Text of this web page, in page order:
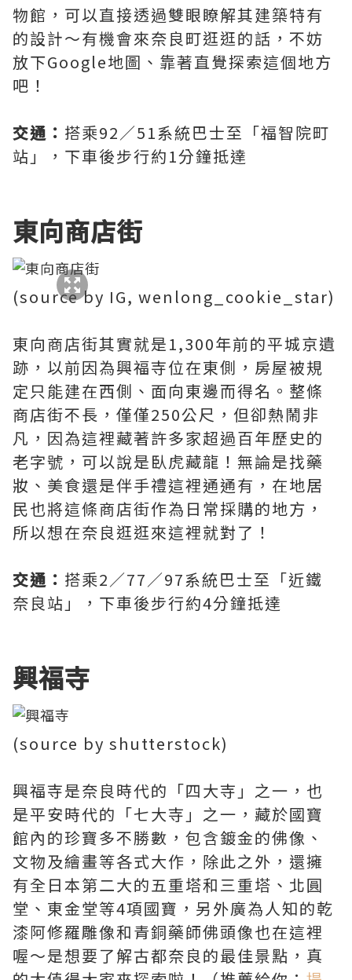
物館，可以直接透過雙眼瞭解其建築特有
的設計～有機會來奈良町逛逛的話，不妨
放下Google地圖、靠著直覺探索這個地方
吧！
交通： 搭乘92／51系統巴士至「福智院町
站」，下車後步行約1分鐘抵達
東向商店街
(source by IG, wenlong_cookie_star)
東向商店街其實就是1,300年前的平城京遺
跡，以前因為興福寺位在東側，房屋被規
定只能建在西側、面向東邊而得名。整條
商店街不長，僅僅250公尺，但卻熱鬧非
凡，因為這裡藏著許多家超過百年歷史的
老字號，可以說是臥虎藏龍！無論是找藥
妝、美食還是伴手禮這裡通通有，在地居
民也將這條商店街作為日常採購的地方，
所以想在奈良逛逛來這裡就對了！
交通： 搭乘2／77／97系統巴士至「近鐵
奈良站」，下車後步行約4分鐘抵達
興福寺
(source by shutterstock)
興福寺是奈良時代的「四大寺」之一，也
是平安時代的「七大寺」之一，藏於國寶
館內的珍寶多不勝數，包含鍍金的佛像、
文物及繪畫等各式大作，除此之外，還擁
有全日本第二大的五重塔和三重塔、北圓
堂、東金堂等4項國寶，另外廣為人知的乾
漆阿修羅雕像和青銅藥師佛頭像也在這裡
喔～是想要了解古都奈良的最佳景點，真